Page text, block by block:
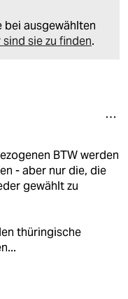
ausgewählten
sind sie zu finden.
BTW werden
- aber nur die, die
gewählt zu
thüringische